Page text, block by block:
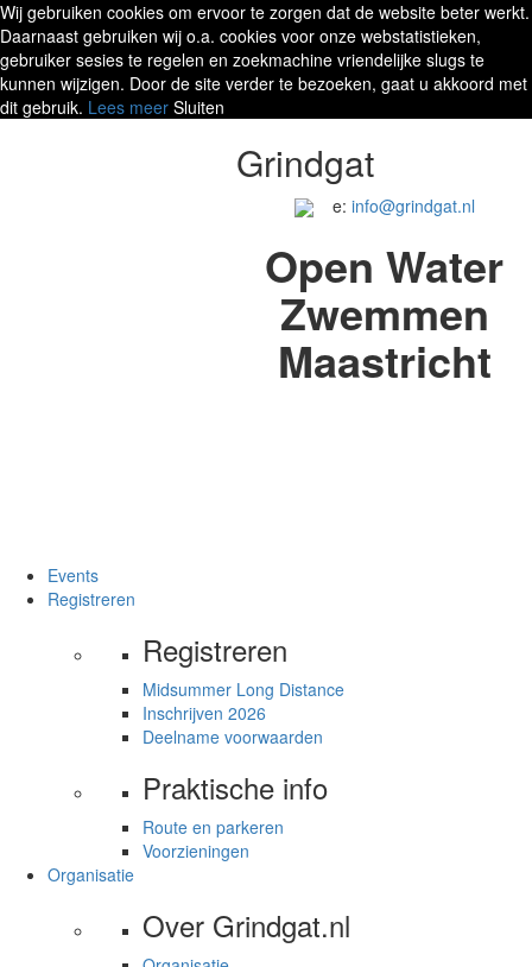
Wij gebruiken cookies om ervoor te zorgen dat de website beter werkt.
Daarnaast gebruiken wij o.a. cookies voor onze webstatistieken,
gebruiker sesies te regelen en zoekmachine vriendelijke slugs te
kunnen wijzigen. Door de site verder te bezoeken, gaat u akkoord met
dit gebruik. Lees meer Sluiten
Grindgat
e: info@grindgat.nl
Open Water
Zwemmen
Maastricht
Events
Registreren
Registreren
Midsummer Long Distance
Inschrijven 2026
Deelname voorwaarden
Praktische info
Route en parkeren
Voorzieningen
Organisatie
Over Grindgat.nl